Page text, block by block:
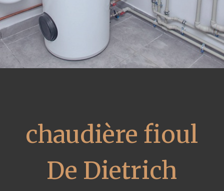
chaudière fioul
De Dietrich